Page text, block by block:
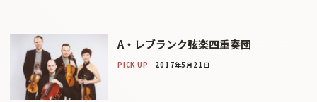
A・レブランク弦楽四重奏団
PICK UP 2017年5月21日